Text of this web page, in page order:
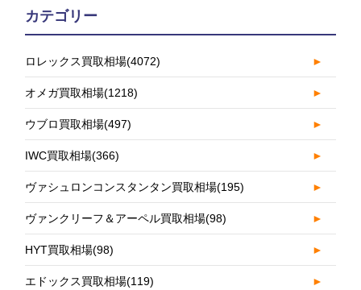
カテゴリー
ロレックス買取相場(4072) ►
オメガ買取相場(1218) ►
ウブロ買取相場(497) ►
IWC買取相場(366) ►
ヴァシュロンコンスタンタン買取相場(195) ►
ヴァンクリーフ＆アーペル買取相場(98) ►
HYT買取相場(98) ►
エドックス買取相場(119) ►